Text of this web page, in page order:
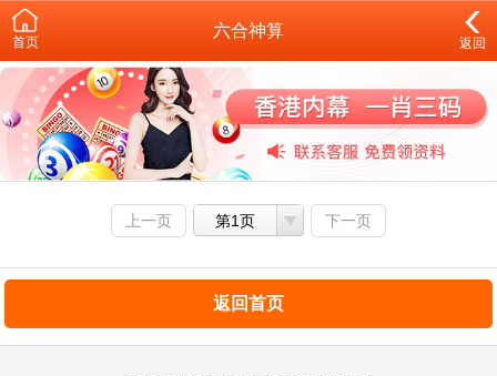
首页
六合神算
返回
上一页 第1页 下一页
返回首页